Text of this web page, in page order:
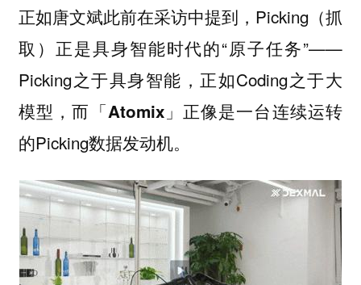
正如唐文斌此前在采访中提到，Picking（抓
取）正是具身智能时代的“原子任务”——
Picking之于具身智能，正如Coding之于大
模型，而「Atomix」正像是一台连续运转
的Picking数据发动机。